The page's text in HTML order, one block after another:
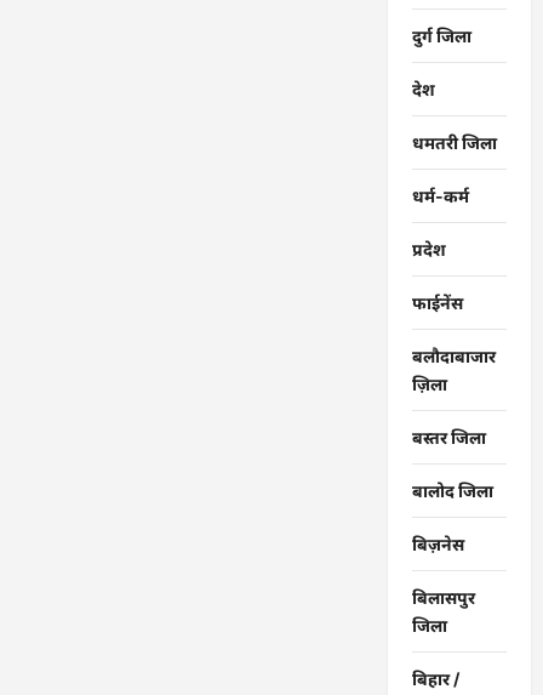
दुर्ग जिला
देश
धमतरी जिला
धर्म-कर्म
प्रदेश
फाईनेंस
बलौदाबाजार
ज़िला
बस्तर जिला
बालोद जिला
बिज़नेस
बिलासपुर
जिला
बिहार /